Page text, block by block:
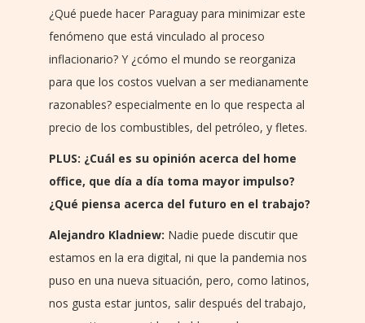
¿Qué puede hacer Paraguay para minimizar este
fenómeno que está vinculado al proceso
inflacionario? Y ¿cómo el mundo se reorganiza
para que los costos vuelvan a ser medianamente
razonables? especialmente en lo que respecta al
precio de los combustibles, del petróleo, y fletes.
PLUS: ¿Cuál es su opinión acerca del home
office, que día a día toma mayor impulso?
¿Qué piensa acerca del futuro en el trabajo?
Alejandro Kladniew: Nadie puede discutir que
estamos en la era digital, ni que la pandemia nos
puso en una nueva situación, pero, como latinos,
nos gusta estar juntos, salir después del trabajo,